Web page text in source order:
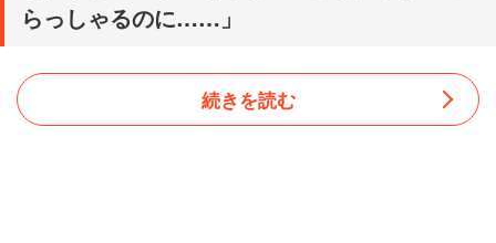
らっしゃるのに……」
続きを読む